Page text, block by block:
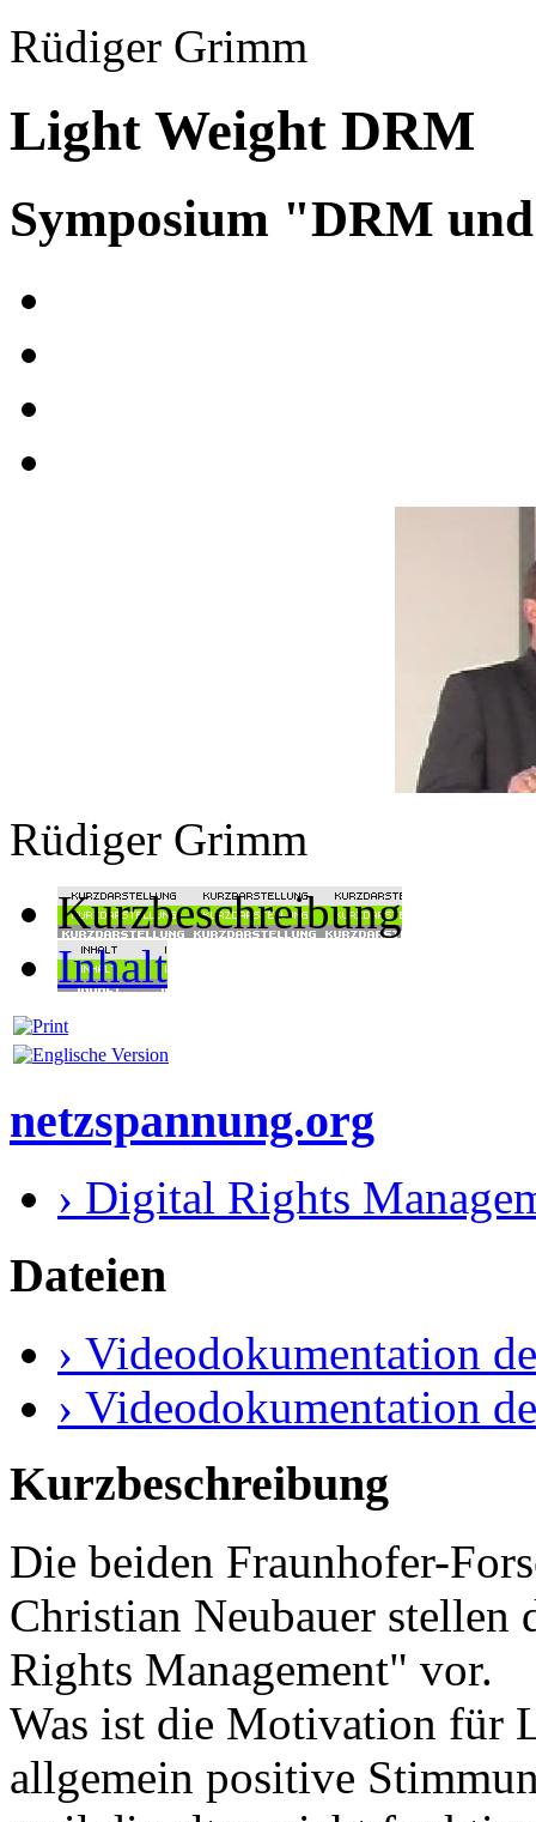
Rüdiger Grimm
Light Weight DRM
Symposium "DRM
Rüdiger Grimm
Kurzbeschreibung
Inhalt
netzspannung.org
› Digital Rights
Dateien
› Videodokumentation
› Videodokumentation
Kurzbeschreibung
Die beiden Fraunhofer-
Christian Neubauer
Rights Management" vor.
Was ist die Motivation für
allgemein positive